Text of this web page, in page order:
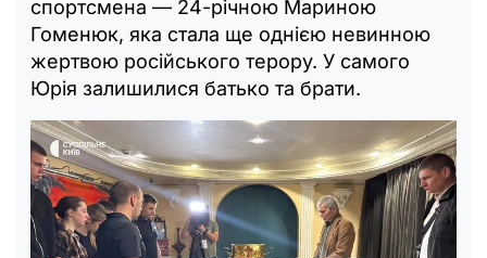
спортсмена — 24-річною Мариною
Гоменюк, яка стала ще однією невинною
жертвою російського терору. У самого
Юрія залишилися батько та брати.